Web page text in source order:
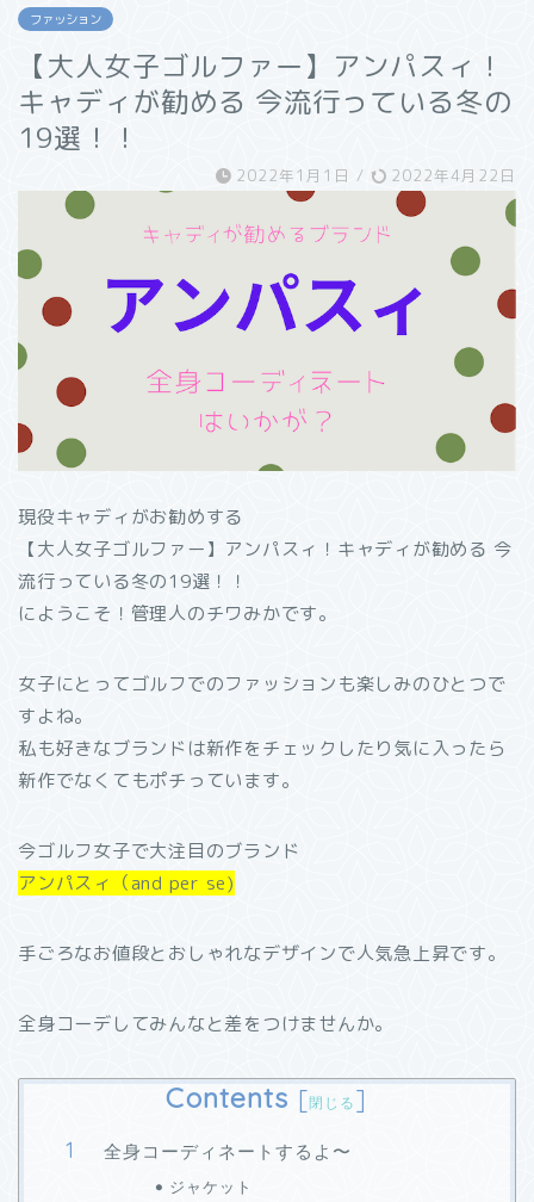
ファッション
【大人女子ゴルファー】アンパスィ！
キャディが勧める 今流行っている冬の
19選！！
2022年1月1日 / 2022年4月22日
現役キャディがお勧めする
【大人女子ゴルファー】アンパスィ！キャディが勧める 今
流行っている冬の19選！！
にようこそ！管理人のチワみかです。
女子にとってゴルフでのファッションも楽しみのひとつで
すよね。
私も好きなブランドは新作をチェックしたり気に入ったら
新作でなくてもポチっています。
今ゴルフ女子で大注目のブランド
アンパスィ（and per se)
手ごろなお値段とおしゃれなデザインで人気急上昇です。
全身コーデしてみんなと差をつけませんか。
Contents [閉じる ]
全身コーディネートするよ〜
ジャケット